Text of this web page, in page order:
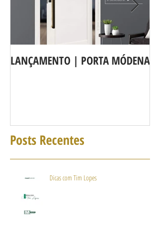
LANÇAMENTO | PORTA MÓDENA
Posts Recentes
Dicas com Tim Lopes